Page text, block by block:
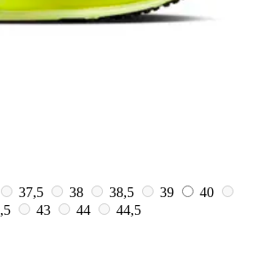
37,5 38 38,5 39
40
43 44
44,5